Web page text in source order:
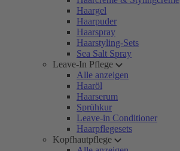
Haargel
Haarpuder
Haarspray
Haarstyling-Sets
Sea Salt Spray
Leave-In Pflege
Alle anzeigen
Haaröl
Haarserum
Sprühkur
Leave-in Conditioner
Haarpflegesets
Kopfhautpflege